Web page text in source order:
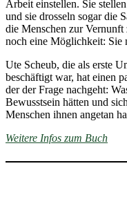
Arbeit einstellen. Sie
und sie drosseln sogar die
die Menschen zur
noch eine Möglichkeit: Sie
Ute Scheub, die als erste
beschäftigt war, hat einen
der der Frage nachgeht:
Bewusstsein hätten und
Menschen ihnen angetan
Weitere Infos zum Buch